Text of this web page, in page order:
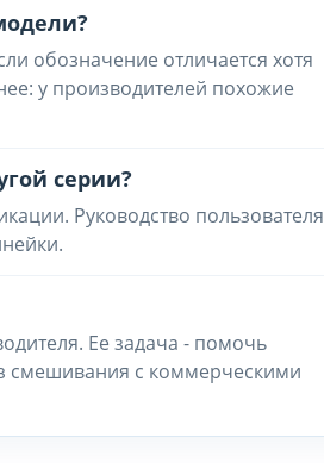
обозначение отличается хотя
у производителей похожие
серии?
Руководство пользователя
Ее задача - помочь
смешивания с коммерческими